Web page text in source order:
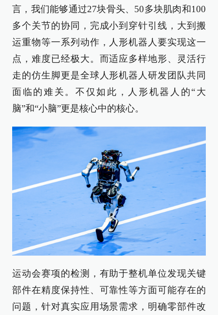
言，我们能够通过27块骨头、50多块肌肉和100
多个关节的协同，完成小到穿针引线，大到搬
运重物等一系列动作，人形机器人要实现这一
点，难度已经极大。而适应多样地形、灵活行
走的仿生脚更是全球人形机器人研发团队共同
面临的难关。不仅如此，人形机器人的“大
脑”和“小脑”更是核心中的核心。
运动会赛项的检测，有助于整机单位发现关键
部件在精度保持性、可靠性等方面可能存在的
问题，针对真实应用场景需求，明确零部件改